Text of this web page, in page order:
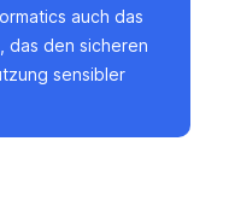
auch das
das den sicheren
sensibler